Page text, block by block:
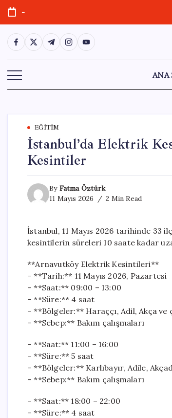
Skip
content
-
https://www.facebook.com/
https://twitter.com/
https://t.me/
https://www.instagram.com/
https://youtube.com/
ANA
EĞITIM
İstanbul’da Elektrik
Kesintiler
By Fatma Öztürk
11 Mayıs 2026
2 Min Read
İstanbul, 11 Mayıs 2026 tarihinde 33
kesintilerin süreleri 10 saate kadar
**Arnavutköy Elektrik Kesintileri**
– **Tarih:** 11 Mayıs 2026, Pazartesi
– **Saat:** 09:00 – 13:00
– **Süre:** 4 saat
– **Bölgeler:** Haraççı, Adil, Akça ve
– **Sebep:** Bakım çalışmaları
– **Saat:** 11:00 – 16:00
– **Süre:** 5 saat
– **Bölgeler:** Karlıbayır, Adile,
– **Sebep:** Bakım çalışmaları
– **Saat:** 18:00 – 22:00
– **Süre:** 4 saat